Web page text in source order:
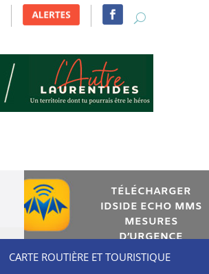
TÉLÉCHARGER
IDSIDE ECHO MMS
MESURES
D’URGENCE
CARTE ROUTIÈRE ET TOURISTIQUE